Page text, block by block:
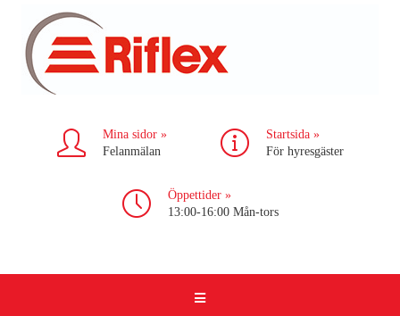
Mina sidor »
Felanmälan
Startsida »
För hyresgäster
Öppettider »
13:00-16:00 Mån-tors